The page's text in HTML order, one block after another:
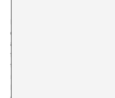
Los
conjunto de su multifacética
acciones en las que Tres
fuentes de suministro que
tecnológico de un edificio,
nivel posible de oscuridad y
los equipos de ventilación y